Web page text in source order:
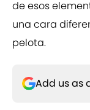
de esos
una cara
pelota.
Add us as